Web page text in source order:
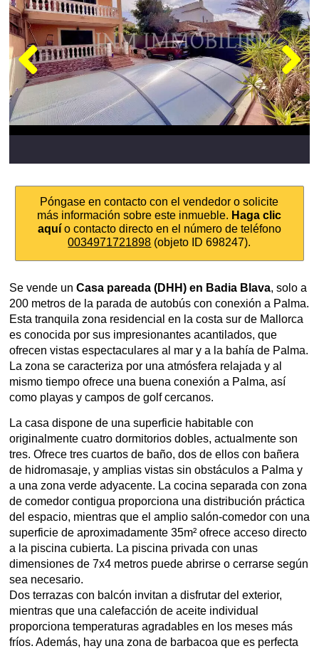
Póngase en contacto con el vendedor o solicite
más información sobre este inmueble. Haga clic
aquío contacto directo en el número de teléfono
0034971721898 (objeto ID 698247).
Se vende un Casa pareada (DHH) en Badia Blava, solo a
200 metros de la parada de autobús con conexión a Palma.
Esta tranquila zona residencial en la costa sur de Mallorca
es conocida por sus impresionantes acantilados, que
ofrecen vistas espectaculares al mar y a la bahía de Palma.
La zona se caracteriza por una atmósfera relajada y al
mismo tiempo ofrece una buena conexión a Palma, así
como playas y campos de golf cercanos.
La casa dispone de una superficie habitable con
originalmente cuatro dormitorios dobles, actualmente son
tres. Ofrece tres cuartos de baño, dos de ellos con bañera
de hidromasaje, y amplias vistas sin obstáculos a Palma y
a una zona verde adyacente. La cocina separada con zona
de comedor contigua proporciona una distribución práctica
del espacio, mientras que el amplio salón-comedor con una
superficie de aproximadamente 35m² ofrece acceso directo
a la piscina cubierta. La piscina privada con unas
dimensiones de 7x4 metros puede abrirse o cerrarse según
sea necesario.
Dos terrazas con balcón invitan a disfrutar del exterior,
mientras que una calefacción de aceite individual
proporciona temperaturas agradables en los meses más
fríos. Además, hay una zona de barbacoa que es perfecta